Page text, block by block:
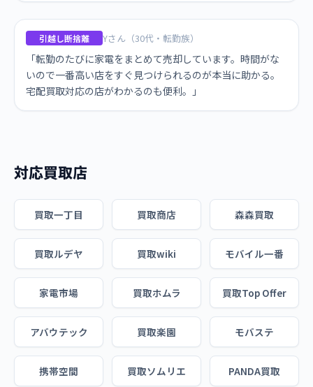
引越し断捨離 Yさん（30代・転勤族）
「転勤のたびに家電をまとめて売却しています。時間がな
いので一番高い店をすぐ見つけられるのが本当に助かる。
宅配買取対応の店がわかるのも便利。」
対応買取店
買取一丁目 買取商店 森森買取
買取ルデヤ 買取wiki モバイル一番
家電市場 買取ホムラ 買取Top Offer
アバウテック 買取楽園 モバステ
携帯空間 買取ソムリエ PANDA買取